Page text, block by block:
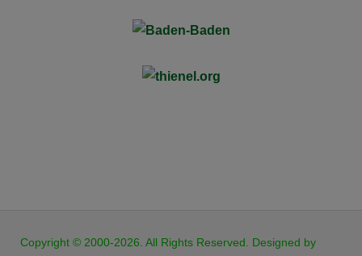
Copyright © 2000-2026. All Rights Reserved. Designed by